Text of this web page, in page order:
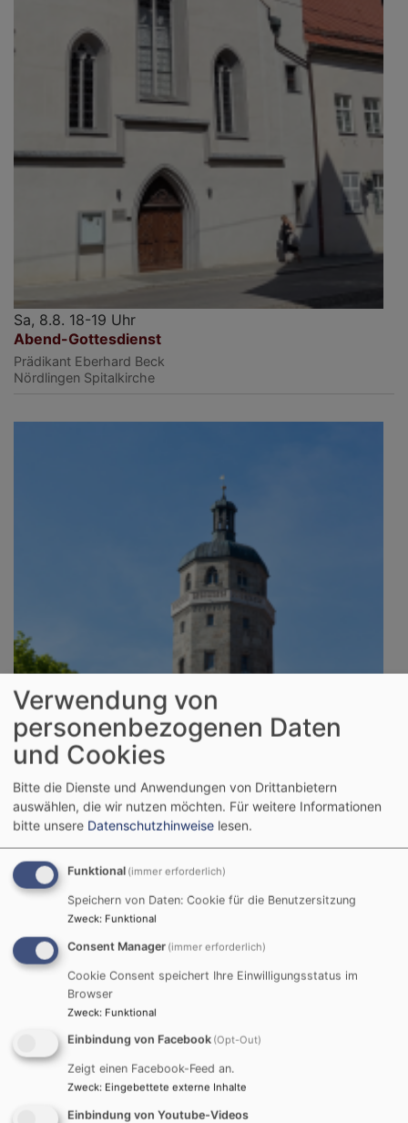
Sa, 8.8. 18-19 Uhr
Abend-Gottesdienst
Prädikant Eberhard Beck
Nördlingen Spitalkirche
So, 9.8. 10-11 Uhr
Gottesdienst mit anschließendem Kirchenkaffee
Nördlingen St. Georgskirche
Verwendung von
personenbezogenen Daten
und Cookies
Bitte die Dienste und Anwendungen von Drittanbietern
auswählen, die wir nutzen möchten. Für weitere Informationen
bitte unsere Datenschutzhinweise lesen.
Funktional (immer erforderlich)
Speichern von Daten: Cookie für die Benutzersitzung
Zweck: Funktional
Consent Manager (immer erforderlich)
Cookie Consent speichert Ihre Einwilligungsstatus im
Browser
Zweck: Funktional
Einbindung von Facebook (Opt-Out)
Zeigt einen Facebook-Feed an.
Zweck: Eingebettete externe Inhalte
Einbindung von Youtube-Videos